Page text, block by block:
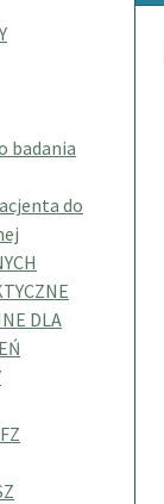
badania
do
DLA